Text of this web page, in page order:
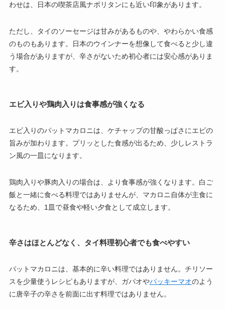
わせは、日本の喫茶店風ナポリタンにも近い印象があります。
ただし、タイのソーセージは甘みがあるものや、やわらかい食感
のものもあります。日本のウインナーを想像して食べると少し違
う場合がありますが、辛さがないため初心者には安心感がありま
す。
エビ入りや鶏肉入りは食事感が強くなる
エビ入りのパットマカロニは、ケチャップの甘酸っぱさにエビの
旨みが加わります。プリッとした食感が出るため、少しレストラ
ン風の一皿になります。
鶏肉入りや豚肉入りの場合は、より食事感が強くなります。白ご
飯と一緒に食べる料理ではありませんが、マカロニ自体が主食に
なるため、1皿で昼食や軽い夕食として成立します。
辛さはほとんどなく、タイ料理初心者でも食べやすい
パットマカロニは、基本的に辛い料理ではありません。チリソー
スを少量使うレシピもありますが、ガパオやパッキーマオのよう
に唐辛子の辛さを前面に出す料理ではありません。